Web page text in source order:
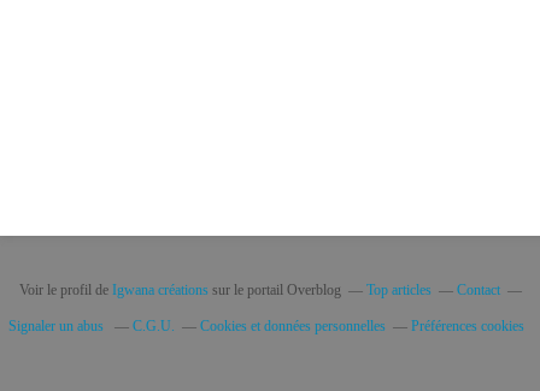
Voir le profil de Igwana créationssur le portail Overblog Top articles Contact
Signaler un abus C.G.U. Cookies et données personnelles Préférences cookies